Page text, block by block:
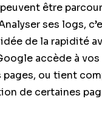
être
ses logs,
de la rapidité
accède à vos
pages, ou tient
de certaines